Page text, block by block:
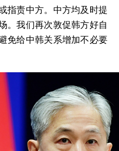
指责中方。中方均及时提
。我们再次敦促韩方好自
免给中韩关系增加不必要